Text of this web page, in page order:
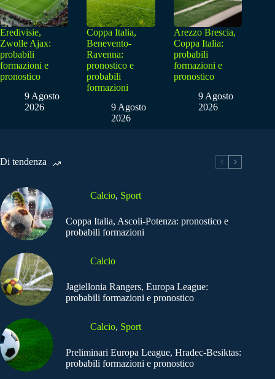
Eredivisie,
Zwolle Ajax:
probabili
formazioni e
pronostico
9 Agosto
2026
Coppa Italia,
Benevento-
Ravenna:
pronostico e
probabili
formazioni
9 Agosto
2026
Arezzo Brescia,
Coppa Italia:
probabili
formazioni e
pronostico
9 Agosto
2026
Di tendenza
Calcio, Sport
Coppa Italia, Ascoli-Potenza: pronostico e
probabili formazioni
Calcio
Jagiellonia Rangers, Europa League:
probabili formazioni e pronostico
Calcio, Sport
Preliminari Europa League, Hradec-Besiktas:
probabili formazioni e pronostico